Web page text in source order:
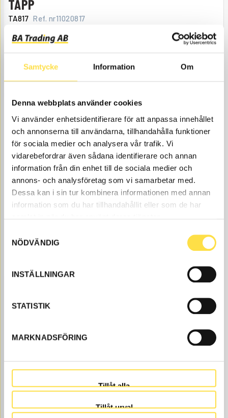
Samtycke Information Om
Denna webbplats använder cookies
Vi använder enhetsidentifierare för att anpassa innehållet
och annonserna till användarna, tillhandahålla funktioner
för sociala medier och analysera vår trafik. Vi
vidarebefordrar även sådana identifierare och annan
information från din enhet till de sociala medier och
annons- och analysföretag som vi samarbetar med.
Dessa kan i sin tur kombinera informationen med annan
information som du har tillhandahållit eller som de har
NÖDVÄNDIG
INSTÄLLNINGAR
STATISTIK
MARKNADSFÖRING
Tillåt alla
Tillåt urval
TAPP
TA817 Ref. nr11020817
Åtgår1
Pris exkl.
1 648.00
Beställningsvara, 4-6 dagar
KÖP
BUSSNING
LA802 Ref. nr 11020802
KÖP
AVSTRYKARE
AV099 Ref. nr11005099
ÅTGÅR